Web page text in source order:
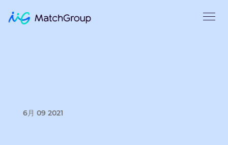
6月 09 2021